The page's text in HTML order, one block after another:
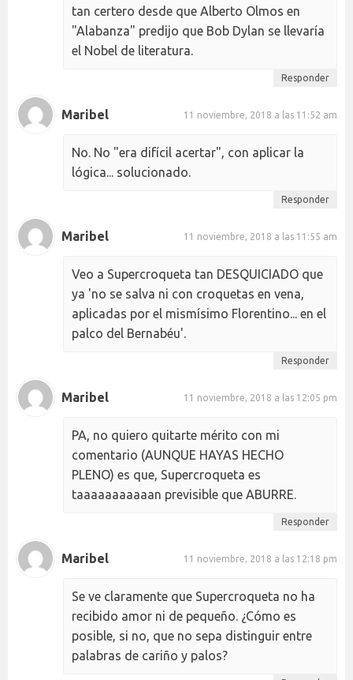
tan certero desde que Alberto Olmos en
"Alabanza" predijo que Bob Dylan se llevaría
el Nobel de literatura.
Responder
Maribel 11 noviembre, 2018 a las 11:52 am
No. No "era difícil acertar", con aplicar la
lógica... solucionado.
Responder
Maribel 11 noviembre, 2018 a las 11:55 am
Veo a Supercroqueta tan DESQUICIADO que
ya 'no se salva ni con croquetas en vena,
aplicadas por el mismísimo Florentino... en el
palco del Bernabéu'.
Responder
Maribel 11 noviembre, 2018 a las 12:05 pm
PA, no quiero quitarte mérito con mi
comentario (AUNQUE HAYAS HECHO
PLENO) es que, Supercroqueta es
taaaaaaaaaaan previsible que ABURRE.
Responder
Maribel 11 noviembre, 2018 a las 12:18 pm
Se ve claramente que Supercroqueta no ha
recibido amor ni de pequeño. ¿Cómo es
posible, si no, que no sepa distinguir entre
palabras de cariño y palos?